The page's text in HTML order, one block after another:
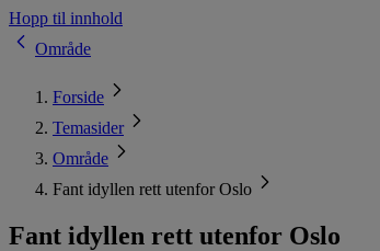
Hopp til innhold
Område
Forside
Temasider
Område
Fant idyllen rett utenfor Oslo
Fant idyllen rett utenfor Oslo